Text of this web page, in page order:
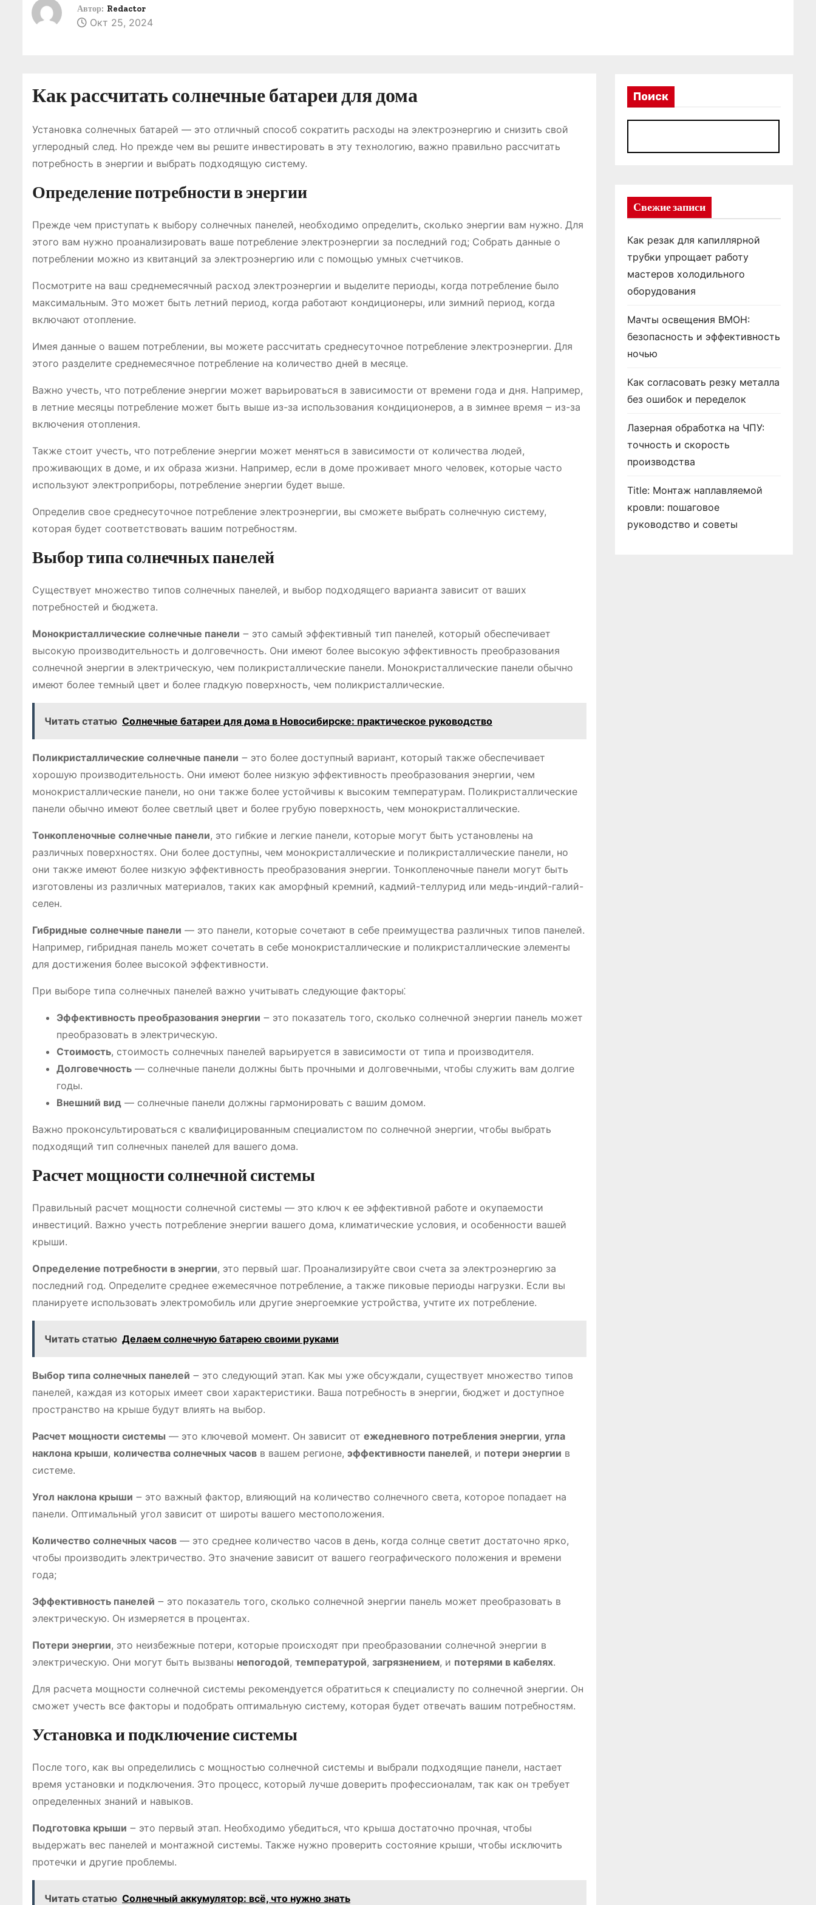
Автор: Redactor
Окт 25, 2024
Как рассчитать солнечные батареи для дома
Установка солнечных батарей — это отличный способ сократить расходы на электроэнергию и снизить свой
углеродный след. Но прежде чем вы решите инвестировать в эту технологию, важно правильно рассчитать
потребность в энергии и выбрать подходящую систему.
Определение потребности в энергии
Прежде чем приступать к выбору солнечных панелей, необходимо определить, сколько энергии вам нужно. Для
этого вам нужно проанализировать ваше потребление электроэнергии за последний год; Собрать данные о
потреблении можно из квитанций за электроэнергию или с помощью умных счетчиков.
Посмотрите на ваш среднемесячный расход электроэнергии и выделите периоды, когда потребление было
максимальным. Это может быть летний период, когда работают кондиционеры, или зимний период, когда
включают отопление.
Имея данные о вашем потреблении, вы можете рассчитать среднесуточное потребление электроэнергии. Для
этого разделите среднемесячное потребление на количество дней в месяце.
Важно учесть, что потребление энергии может варьироваться в зависимости от времени года и дня. Например,
в летние месяцы потребление может быть выше из-за использования кондиционеров, а в зимнее время ౼ из-за
включения отопления.
Также стоит учесть, что потребление энергии может меняться в зависимости от количества людей,
проживающих в доме, и их образа жизни. Например, если в доме проживает много человек, которые часто
используют электроприборы, потребление энергии будет выше.
Определив свое среднесуточное потребление электроэнергии, вы сможете выбрать солнечную систему,
которая будет соответствовать вашим потребностям.
Выбор типа солнечных панелей
Существует множество типов солнечных панелей, и выбор подходящего варианта зависит от ваших
потребностей и бюджета.
Монокристаллические солнечные панели ౼ это самый эффективный тип панелей, который обеспечивает
высокую производительность и долговечность. Они имеют более высокую эффективность преобразования
солнечной энергии в электрическую, чем поликристаллические панели. Монокристаллические панели обычно
имеют более темный цвет и более гладкую поверхность, чем поликристаллические.
Читать статью Солнечные батареи для дома в Новосибирске: практическое руководство
Поликристаллические солнечные панели ౼ это более доступный вариант, который также обеспечивает
хорошую производительность. Они имеют более низкую эффективность преобразования энергии, чем
монокристаллические панели, но они также более устойчивы к высоким температурам. Поликристаллические
панели обычно имеют более светлый цвет и более грубую поверхность, чем монокристаллические.
Тонкопленочные солнечные панели, это гибкие и легкие панели, которые могут быть установлены на
различных поверхностях. Они более доступны, чем монокристаллические и поликристаллические панели, но
они также имеют более низкую эффективность преобразования энергии. Тонкопленочные панели могут быть
изготовлены из различных материалов, таких как аморфный кремний, кадмий-теллурид или медь-индий-галий-
селен.
Гибридные солнечные панели — это панели, которые сочетают в себе преимущества различных типов панелей.
Например, гибридная панель может сочетать в себе монокристаллические и поликристаллические элементы
для достижения более высокой эффективности.
При выборе типа солнечных панелей важно учитывать следующие факторы⁚
Эффективность преобразования энергии ౼ это показатель того, сколько солнечной энергии панель может
преобразовать в электрическую.
Стоимость, стоимость солнечных панелей варьируется в зависимости от типа и производителя.
Долговечность — солнечные панели должны быть прочными и долговечными, чтобы служить вам долгие
годы.
Внешний вид — солнечные панели должны гармонировать с вашим домом.
Важно проконсультироваться с квалифицированным специалистом по солнечной энергии, чтобы выбрать
подходящий тип солнечных панелей для вашего дома.
Расчет мощности солнечной системы
Правильный расчет мощности солнечной системы — это ключ к ее эффективной работе и окупаемости
инвестиций. Важно учесть потребление энергии вашего дома, климатические условия, и особенности вашей
крыши.
Определение потребности в энергии, это первый шаг. Проанализируйте свои счета за электроэнергию за
последний год. Определите среднее ежемесячное потребление, а также пиковые периоды нагрузки. Если вы
планируете использовать электромобиль или другие энергоемкие устройства, учтите их потребление.
Читать статью Делаем солнечную батарею своими руками
Выбор типа солнечных панелей ౼ это следующий этап. Как мы уже обсуждали, существует множество типов
панелей, каждая из которых имеет свои характеристики. Ваша потребность в энергии, бюджет и доступное
пространство на крыше будут влиять на выбор.
Расчет мощности системы — это ключевой момент. Он зависит от ежедневного потребления энергии, угла
наклона крыши, количества солнечных часов в вашем регионе, эффективности панелей, и потери энергии в
системе.
Угол наклона крыши ౼ это важный фактор, влияющий на количество солнечного света, которое попадает на
панели. Оптимальный угол зависит от широты вашего местоположения.
Количество солнечных часов — это среднее количество часов в день, когда солнце светит достаточно ярко,
чтобы производить электричество. Это значение зависит от вашего географического положения и времени
года;
Эффективность панелей ౼ это показатель того, сколько солнечной энергии панель может преобразовать в
электрическую. Он измеряется в процентах.
Потери энергии, это неизбежные потери, которые происходят при преобразовании солнечной энергии в
электрическую. Они могут быть вызваны непогодой, температурой, загрязнением, и потерями в кабелях.
Для расчета мощности солнечной системы рекомендуется обратиться к специалисту по солнечной энергии. Он
сможет учесть все факторы и подобрать оптимальную систему, которая будет отвечать вашим потребностям.
Установка и подключение системы
После того, как вы определились с мощностью солнечной системы и выбрали подходящие панели, настает
время установки и подключения. Это процесс, который лучше доверить профессионалам, так как он требует
определенных знаний и навыков.
Подготовка крыши ౼ это первый этап. Необходимо убедиться, что крыша достаточно прочная, чтобы
выдержать вес панелей и монтажной системы. Также нужно проверить состояние крыши, чтобы исключить
протечки и другие проблемы.
Читать статью Солнечный аккумулятор: всё, что нужно знать
Поиск
Свежие записи
Как резак для капиллярной
трубки упрощает работу
мастеров холодильного
оборудования
Мачты освещения ВМОН:
безопасность и эффективность
ночью
Как согласовать резку металла
без ошибок и переделок
Лазерная обработка на ЧПУ:
точность и скорость
производства
Title: Монтаж наплавляемой
кровли: пошаговое
руководство и советы